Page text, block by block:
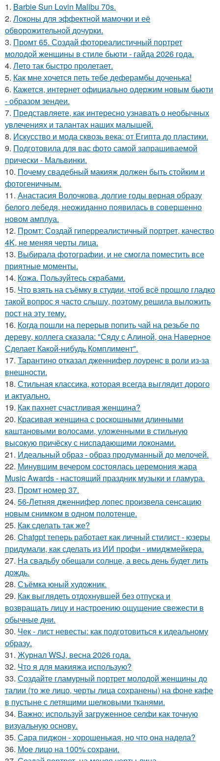
1. Barbie Sun Lovin Malibu 70s.
2. Локоны для эффектной мамочки и её
обворожительной дочурки.
3. Промт 65. Создай фотореалистичный портрет
молодой женщины в стиле бьюти - гайда 2026 года.
4. Лето так быстро пролетает.
5. Как мне хочется петь тебе деферамбы доченька!
6. Кажется, интернет официально одержим новым бьюти
- образом зендеи.
7. Представляете, как интересно узнавать о необычных
увлечениях и талантах наших малышей.
8. Искусство и мода сквозь века: от Египта до пластики.
9. Подготовила для вас фото самой запрашиваемой
прически - Мальвинки.
10. Почему свадебный макияж должен быть стойким и
фотогеничным.
11. Анастасия Волочкова, долгие годы верная образу
белого лебедя, неожиданно появилась в совершенно
новом амплуа.
12. Промт: Создай гиперреалистичный портрет, качество
4K, не меняя черты лица.
13. Выбирала фотографии, и не смогла поместить все
приятные моменты.
14. Кожа. Пользуйтесь скрабами.
15. Что взять на съёмку в студии, чтоб всё прошло гладко
такой вопрос я часто слышу, поэтому решила выложить
пост на эту тему.
16. Когда пошли на перерыв попить чай на резьбе по
дереву, коллега сказала: "Сяду с Алиной, она Наверное
Сделает Какой-нибудь Комплимент".
17. Тарантино отказал дженнифер лоуренс в роли из-за
внешности.
18. Стильная классика, которая всегда выглядит дорого
и актуально.
19. Как пахнет счастливая женщина?
20. Красивая женщина с роскошными длинными
каштановыми волосами, уложенными в стильную
высокую причёску с ниспадающими локонами.
21. Идеальный образ - образ продуманный до мелочей.
22. Минувшим вечером состоялась церемония жара
Music Awards - настоящий праздник музыки и гламура.
23. Промт номер 37.
24. 56-Летняя дженнифер лопес произвела сенсацию
новым снимком в одном полотенце.
25. Как сделать так же?
26. Chatgpt теперь работает как личный стилист - юзеры
придумали, как сделать из ИИ профи - имиджмейкера.
27. На свадьбу обещали солнце, а весь день будет лить
дождь.
28. Съёмка юный художник.
29. Как выглядеть отдохнувшей без отпуска и
возвращать лицу и настроению ощущение свежести в
обычные дни.
30. Чек - лист невесты: как подготовиться к идеальному
образу.
31. Журнал WSJ, весна 2026 года.
32. Что я для макияжа использую?
33. Создайте гламурный портрет молодой женщины до
талии (то же лицо, черты лица сохранены) на фоне кафе
в пустыне с летящими шелковыми тканями.
34. Важно: используй загруженное селфи как точную
визуальную основу.
35. Сара пиджон - хорошенькая, но что она надела?
36. Мое лицо на 100% сохрани.